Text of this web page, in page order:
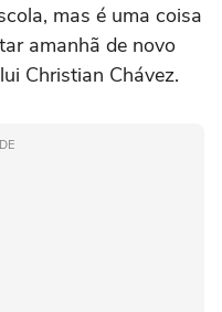
mas é uma coisa
amanhã de novo
Christian Chávez.